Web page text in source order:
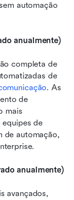
automação
anualmente)
completa de
de
. As
de
mais
equipes de
de automação,
anualmente)
avançados,